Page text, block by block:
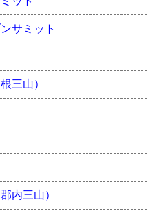
サミット
三山）
内三山）